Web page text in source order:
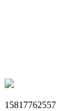
15817762557